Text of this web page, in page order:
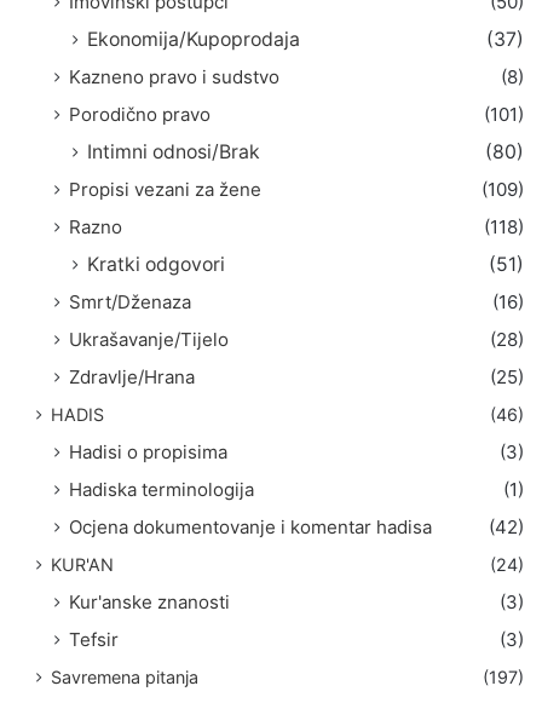
Ekonomija/Kupoprodaja
(37)
Kazneno pravo i sudstvo
(8)
Porodično pravo
(101)
Intimni odnosi/Brak
(80)
Propisi vezani za žene
(109)
Razno
(118)
Kratki odgovori
(51)
Smrt/Dženaza
(16)
Ukrašavanje/Tijelo
(28)
Zdravlje/Hrana
(25)
HADIS (46)
Hadisi o propisima
(3)
Hadiska terminologija
(1)
Ocjena dokumentovanje i komentar hadisa
(42)
KUR'AN (24)
Kur'anske znanosti
(3)
Tefsir
(3)
Savremena pitanja
(197)